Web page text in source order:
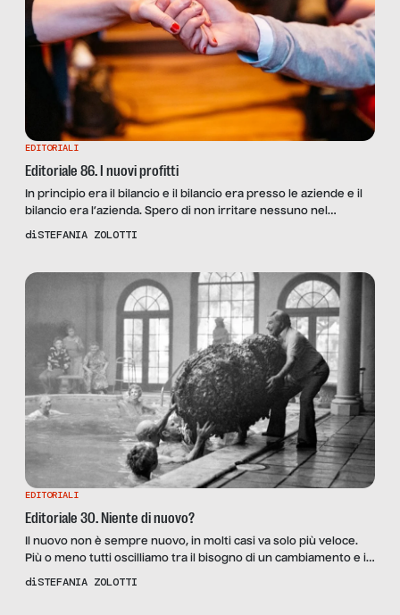
EDITORIALI
Editoriale 86. I nuovi profitti
In principio era il bilancio e il bilancio era presso le aziende e il
bilancio era l’azienda. Spero di non irritare nessuno nel
prendere in prestito parole tanto celebri dal Vangelo di
responsabilità sociale di impresa. Le uso volutamente […]
diSTEFANIA ZOLOTTI
EDITORIALI
Editoriale 30. Niente di nuovo?
Il nuovo non è sempre nuovo, in molti casi va solo più veloce.
Più o meno tutti oscilliamo tra il bisogno di un cambiamento e il
desiderio che avvenga in maniera rapida e indolore; succede
diSTEFANIA ZOLOTTI